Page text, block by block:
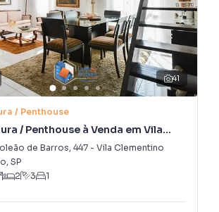
41
/ Penthouse
/ Penthouse à Venda em Vila
de Barros, 447 - Vila Clementino
, SP
2 3 1